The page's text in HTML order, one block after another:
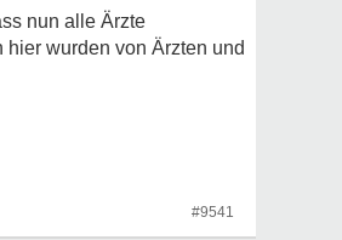
nun alle Ärzte
wurden von Ärzten und
#9541